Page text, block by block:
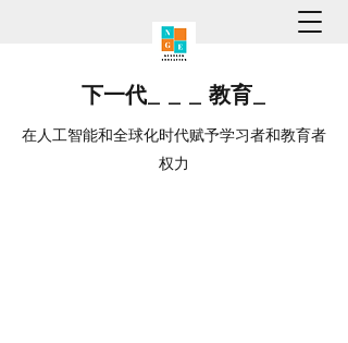
下一代_ _ _ 教育_
在人工智能和全球化时代赋予学习者和教育者
权力